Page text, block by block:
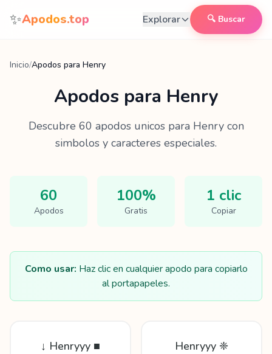
Saltar al contenido
✨Apodos.top Explorar 🔍 Buscar
Inicio/Apodos para Henry
Apodos para Henry
Descubre 60 apodos unicos para Henrycon
simbolos y caracteres especiales.
60
Apodos
100%
Gratis
1 clic
Copiar
Como usar: Haz clic en cualquier apodo para copiarlo
al portapapeles.
↓ Henryyy ■ Henryyy ❈